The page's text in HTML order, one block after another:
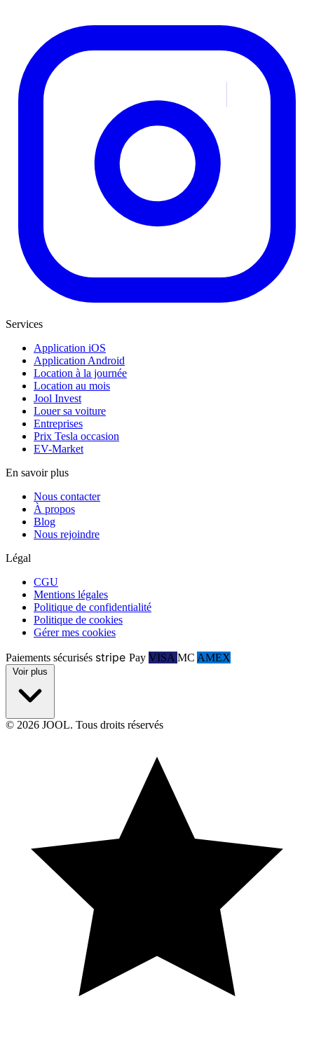
Services
Application iOS
Application Android
Location à la journée
Location au mois
Jool Invest
Louer sa voiture
Entreprises
Prix Tesla occasion
EV-Market
En savoir plus
Nous contacter
À propos
Blog
Nous rejoindre
Légal
CGU
Mentions légales
Politique de confidentialité
Politique de cookies
Gérer mes cookies
Paiements sécurisés stripe Pay VISA MC AMEX
Voir plus
© 2026 JOOL. Tous droits réservés